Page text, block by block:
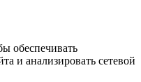
обеспечивать
и анализировать сетевой